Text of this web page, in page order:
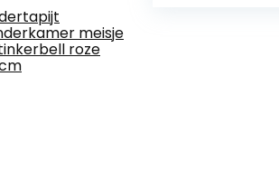
meisje
roze